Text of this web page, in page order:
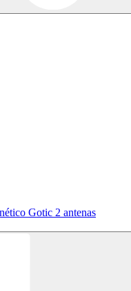
Gotic 2 antenas